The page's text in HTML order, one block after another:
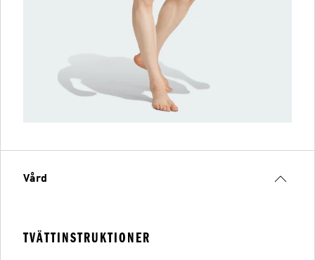
Vård
TVÄTTINSTRUKTIONER